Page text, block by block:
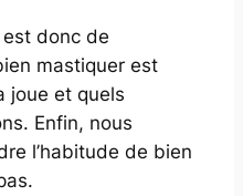
est donc de
mastiquer est
joue et quels
Enfin, nous
l’habitude de bien